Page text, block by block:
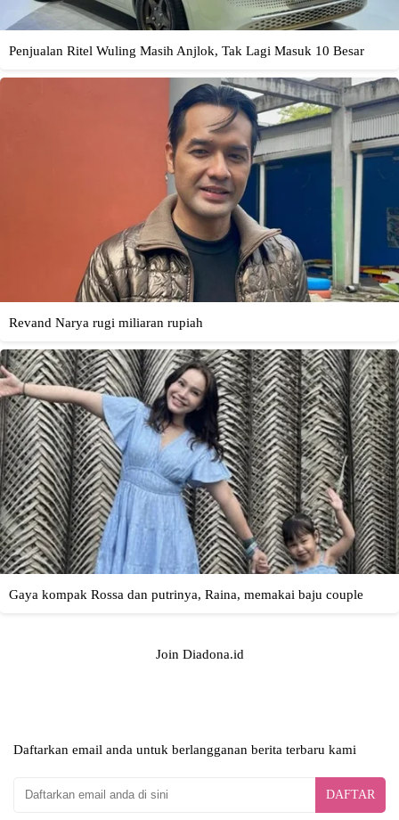
Join Diadona.id
Daftarkan email anda untuk berlangganan berita terbaru kami
DAFTAR